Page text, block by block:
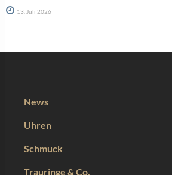
13. Juli 2026
News
Uhren
Schmuck
Trauringe & Co.